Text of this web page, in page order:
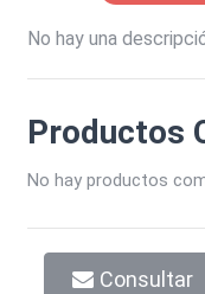
No hay una
Productos
No hay productos
Consultar